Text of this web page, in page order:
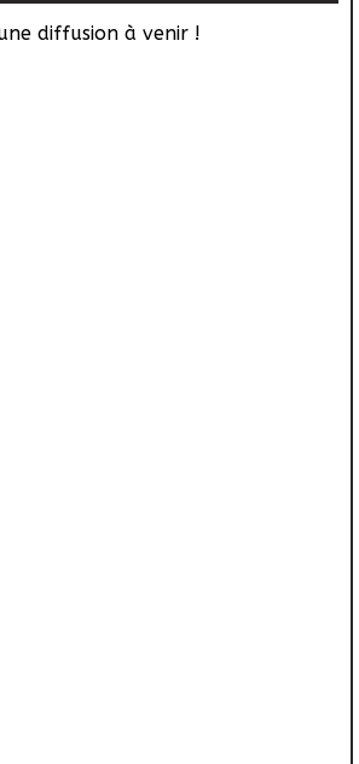
diffusion à venir !